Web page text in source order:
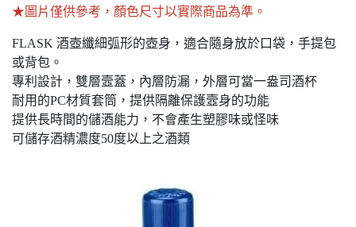
★圖片僅供參考，顏色尺寸以實際商品為準。
FLASK 酒壺纖細弧形的壺身，適合隨身放於口袋，手提包
或背包。
專利設計，雙層壼蓋，內層防漏，外層可當一盎司酒杯
耐用的PC材質套筒，提供隔離保護壼身的功能
提供長時間的儲酒能力，不會產生塑膠味或怪味
可儲存酒精濃度50度以上之酒類